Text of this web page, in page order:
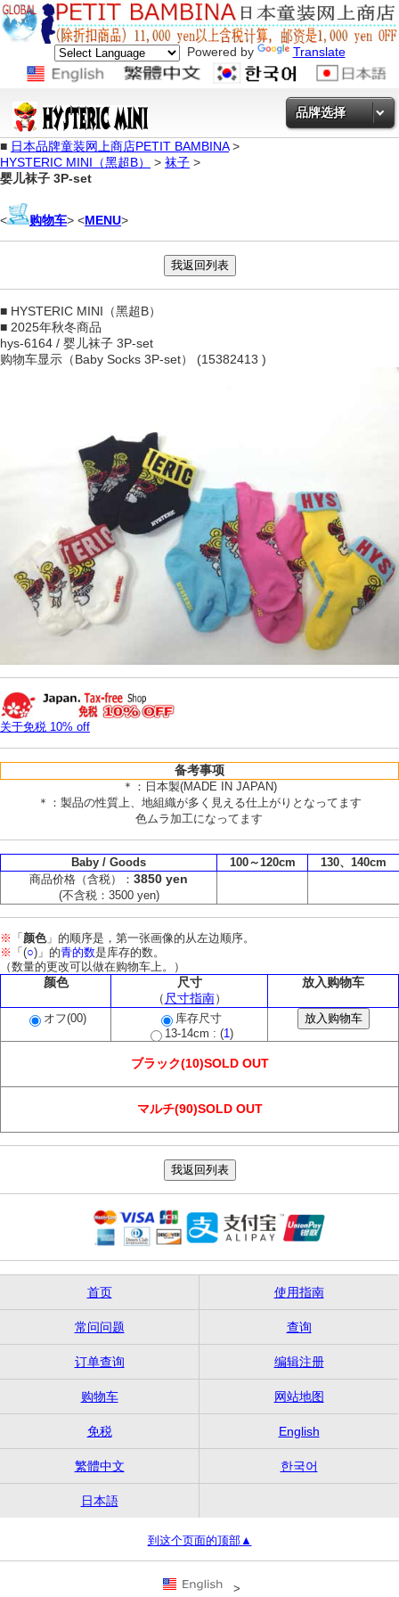
Powered by Translate
品牌选择
■ 日本品牌童装网上商店PETIT BAMBINA>
HYSTERIC MINI（黑超B）
> 袜子 >
婴儿袜子 3P-set
< 购物车> <MENU>
■ HYSTERIC MINI（黑超B）
■ 2025年秋冬商品
hys-6164 / 婴儿袜子 3P-set
购物车显示（Baby Socks 3P-set） (15382413 )
关于免税 10% off
备考事项
＊：日本製(MADE IN JAPAN)
＊：製品の性質上、地組織が多く見える仕上がりとなってます
色ムラ加工になってます
Baby / Goods 100～120cm
130、140cm
商品价格（含税）： 3850 yen
(不含税：3500 yen)
※ 「 颜色」的顺序是，第一张画像的从左边顺序。
※ 「(○)」的青的数是库存的数。
（数量的更改可以做在购物车上。）
颜色
尺寸
（ 尺寸指南）
放入购物车
オフ(00)
库存尺寸
13-14cm : (1)
ブラック(10)SOLD OUT
マルチ(90)SOLD OUT
首页 使用指南
常问问题 查询
订单查询 编辑注册
购物车 网站地图
免税 English
繁體中文 한국어
日本語
到这个页面的顶部▲
>